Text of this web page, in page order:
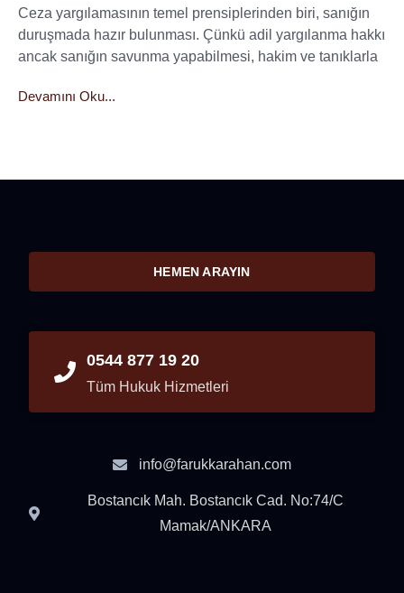
Ceza yargılamasının temel prensiplerinden biri, sanığın
duruşmada hazır bulunması. Çünkü adil yargılanma hakkı
ancak sanığın savunma yapabilmesi, hakim ve tanıklarla
Devamını Oku...
HEMEN ARAYIN
0544 877 19 20
Tüm Hukuk Hizmetleri
info@farukkarahan.com
Bostancık Mah. Bostancık Cad. No:74/C
Mamak/ANKARA